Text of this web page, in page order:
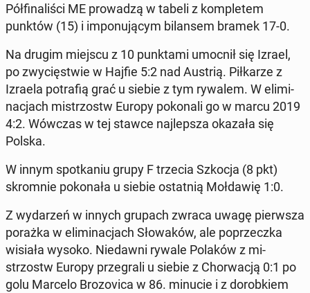
Pół­fi­na­li­ści ME pro­wa­dzą w tabeli z kom­ple­tem
punktów (15) i im­po­nu­ją­cym bi­lan­sem bramek 17-0.
Na drugim miejscu z 10 punk­ta­mi umocnił się Izrael,
po zwy­cię­stwie w Hajfie 5:2 nad Austrią. Pił­ka­rze z
Izraela po­tra­fią grać u siebie z tym rywalem. W eli­mi­
na­cjach mi­strzostw Europy po­ko­na­li go w marcu 2019
4:2. Wówczas w tej stawce naj­lep­sza okazała się
Polska.
W innym spo­tka­niu grupy F trzecia Szkocja (8 pkt)
skrom­nie po­ko­na­ła u siebie ostat­nią Moł­da­wię 1:0.
Z wy­da­rzeń w innych grupach zwraca uwagę pierw­sza
porażka w eli­mi­na­cjach Sło­wa­ków, ale po­przecz­ka
wisiała wysoko. Nie­daw­ni rywale Polaków z mi­
strzostw Europy prze­gra­li u siebie z Chor­wa­cją 0:1 po
golu Marcelo Bro­zo­vi­ca w 86. minucie i z do­rob­kiem